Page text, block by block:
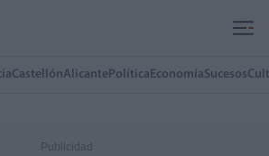
CastellónAlicante Política EconomíaSucesos